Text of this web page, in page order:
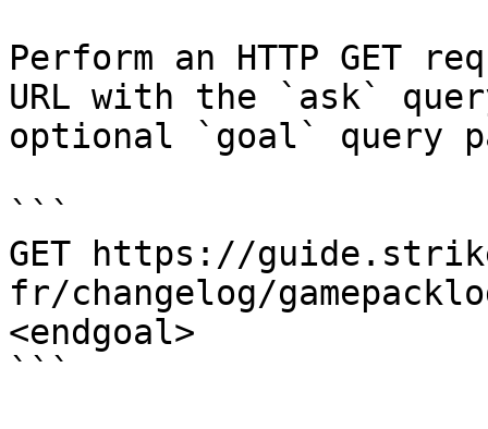
Perform an HTTP GET
URL with the `ask`
optional `goal` query
```
GET https://
fr/changelog/
<endgoal>
```